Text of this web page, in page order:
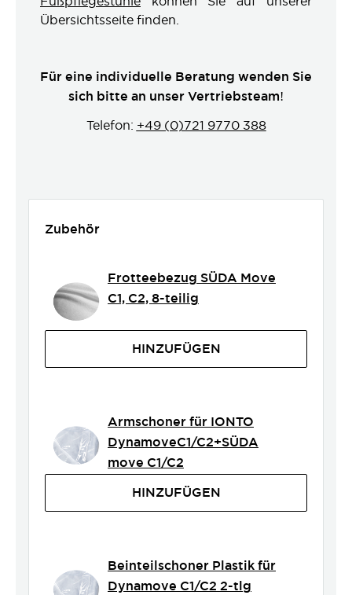
Übersichtsseite finden.
Für eine individuelle Beratung wenden Sie
sich bitte an unser Vertriebsteam!
Telefon: +49 (0)721 9770 388
Zubehör
Frotteebezug SÜDA Move
C1, C2, 8-teilig
HINZUFÜGEN
Armschoner für IONTO
DynamoveC1/C2+SÜDA
move C1/C2
HINZUFÜGEN
Beinteilschoner Plastik für
Dynamove C1/C2 2-tlg